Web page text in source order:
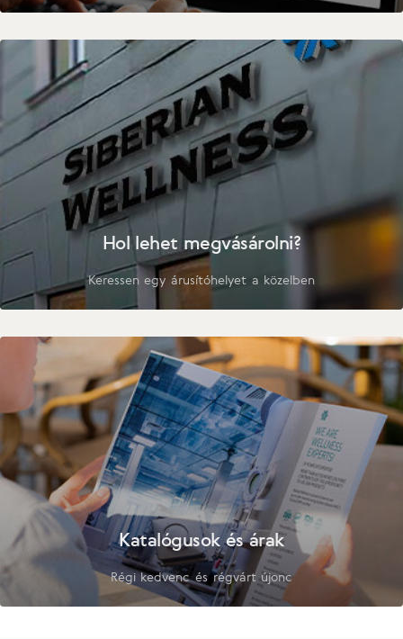
Hol lehet megvásárolni?
Keressen egy árusítóhelyet a közelben
Katalógusok és árak
Régi kedvenc és régvárt újonc